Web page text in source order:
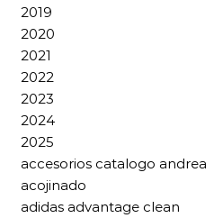
2019
2020
2021
2022
2023
2024
2025
accesorios catalogo andrea
acojinado
adidas advantage clean